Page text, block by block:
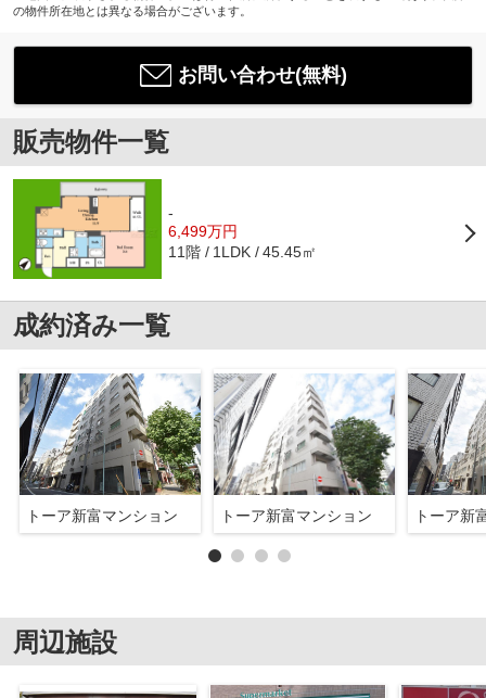
の物件所在地とは異なる場合がございます。
お問い合わせ(無料)
販売物件一覧
-
6,499万円
11階 1LDK 45.45㎡
成約済み一覧
トーア新富マンション トーア新富マンション トーア新
周辺施設